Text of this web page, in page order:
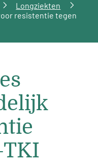
Longziekten
resistentie tegen
TKI